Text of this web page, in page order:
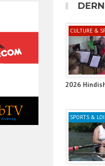
CULTURE &
2026
SPORTS &